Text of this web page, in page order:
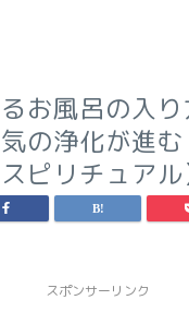
お風呂の入
の浄化が進
ピリチュアル
スポンサーリンク